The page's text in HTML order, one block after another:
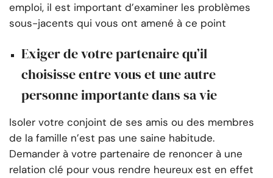
emploi, il est important d’examiner les problèmes
sous-jacents qui vous ont amené à ce point
Exiger de votre partenaire qu’il
choisisse entre vous et une autre
personne importante dans sa vie
Isoler votre conjoint de ses amis ou des membres
de la famille n’est pas une saine habitude.
Demander à votre partenaire de renoncer à une
relation clé pour vous rendre heureux est en effet